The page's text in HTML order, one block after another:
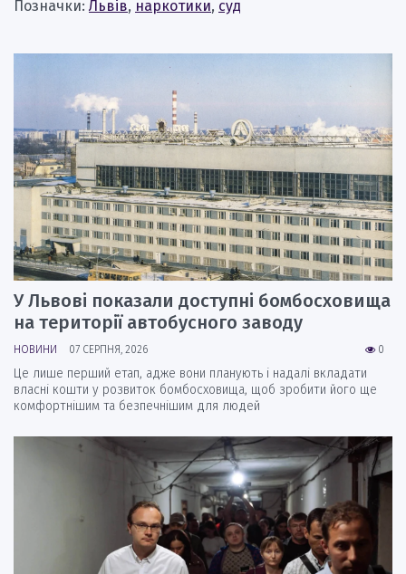
Позначки: Львів, наркотики, суд
У Львові показали доступні бомбосховища
на території автобусного заводу
0
НОВИНИ 07 СЕРПНЯ, 2026
Це лише перший етап, адже вони планують і надалі вкладати
власні кошти у розвиток бомбосховища, щоб зробити його ще
комфортнішим та безпечнішим для людей